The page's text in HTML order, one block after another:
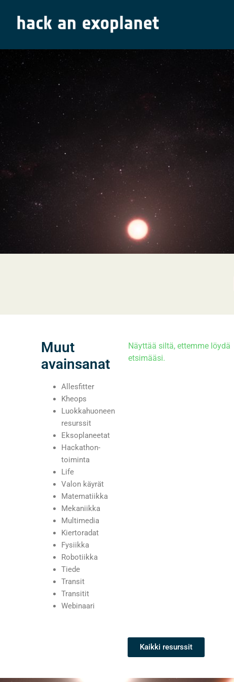
Muut
avainsanat
Allesfitter
Kheops
Luokkahuoneen
resurssit
Eksoplaneetat
Hackathon-
toiminta
Life
Valon käyrät
Matematiikka
Mekaniikka
Multimedia
Kiertoradat
Fysiikka
Robotiikka
Tiede
Transit
Transitit
Webinaari
Näyttää siltä, ettemme löydä
etsimääsi.
Kaikki resurssit